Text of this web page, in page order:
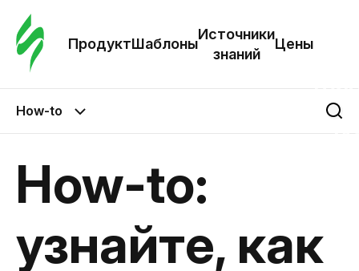
ПродуктШаблоны
Источники
знаний
Цены
How-to
How-to:
узнайте, как